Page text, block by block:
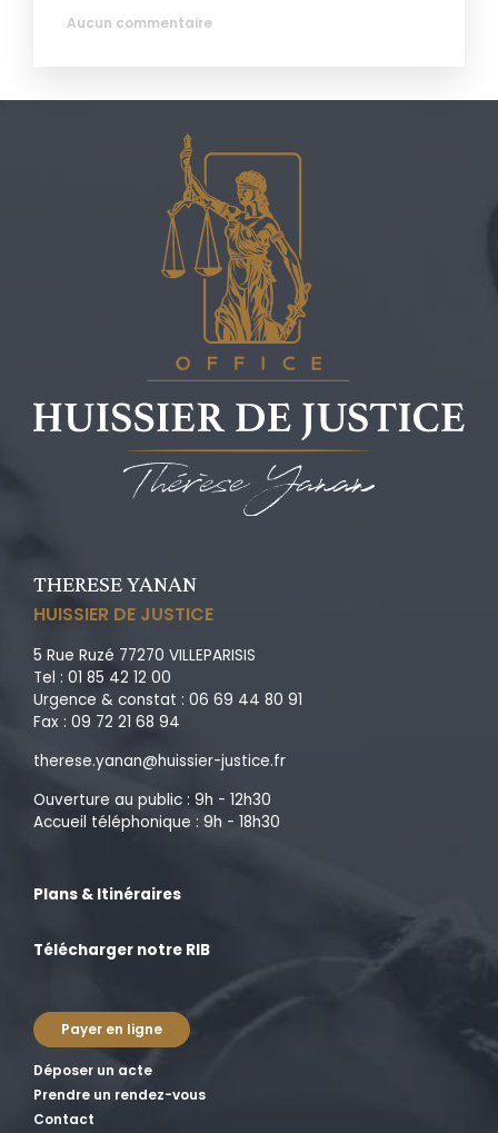
Aucun commentaire
THERESE YANAN
HUISSIER DE JUSTICE
5 Rue Ruzé 77270 VILLEPARISIS
Tel : 01 85 42 12 00
Urgence & constat : 06 69 44 80 91
Fax : 09 72 21 68 94
therese.yanan@huissier-justice.fr
Ouverture au public : 9h - 12h30
Accueil téléphonique : 9h - 18h30
Plans & Itinéraires
Télécharger notre RIB
Payer en ligne
Déposer un acte
Prendre un rendez-vous
Contact